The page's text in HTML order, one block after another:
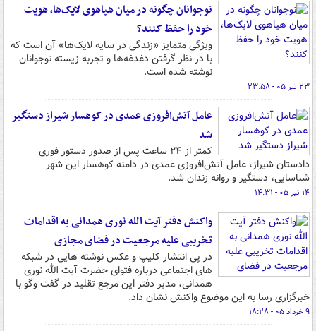
نوجوانان چگونه در میان هیاهوی لایک‌ها، هویت
خود را حفظ کنند؟
ویژگی متمایز «زندگی در سایه لایک‌ها» آن است که
با در نظر گرفتن دغدغه‌ها و تجربه زیسته نوجوانان
نوشته شده است.
۲۳ تیر ۰۵ - ۲۳:۵۸
عامل آتش‌افروزی عمدی در کوهسار شیراز دستگیر
شد
کمتر از ۲۴ ساعت پس از صدور دستور فوری
دادستان شیراز، عامل آتش‌افروزی عمدی در دامنه کوهسار این شهر
شناسایی، دستگیر و روانه زندان شد.
۱۴ تیر ۰۵ - ۱۴:۳۱
واکنش دفتر آیت الله نوری همدانی به اقدامات
تخریبی علیه مرجعیت در فضای مجازی
در پی انتشار کلیپ و عکس نوشته هایی در شبکه
های اجتماعی درباره فتوای حضرت آیت الله نوری
همدانی، مدیر دفتر این مرجع تقلید در گفت وگو با
خبرگزاری رسا به این موضوع واکنش نشان داد.
۹ خرداد ۰۵ - ۱۸:۲۸